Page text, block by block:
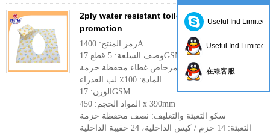
2ply water resistant toilet seat cover for
promotion
رمز المنتج: 1400A
وصف السلعة: 5 قطع 17GSM فلوشابل مقعد
المرحاض غطاء محفظة حزمة
المادة: 100٪ لب العذراء
الوزن: 17GSM
المواد الحجم: 450 x 390mm
سكو التعبئة والتغليف: نصف محفظة حزمة
التعبئة: 14 حزم / كيس الداخلية، 24 حقيبة الداخلية
Useful Ind Limited
Useful Ind Limited
在線客服